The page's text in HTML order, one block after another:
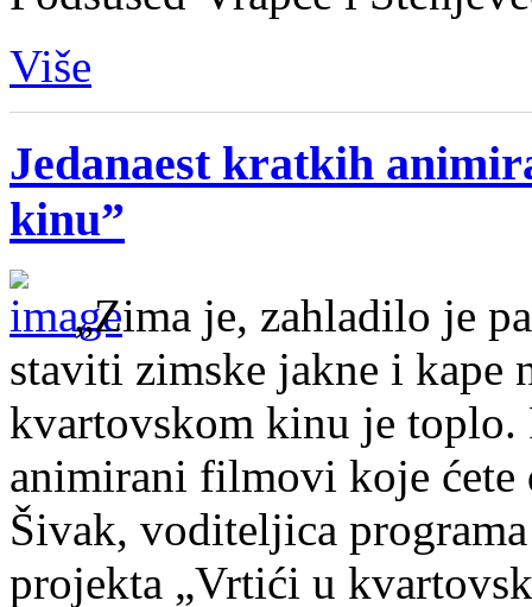
Više
Jedanaest kratkih
kinu”
„Zima je, zahladilo je
staviti zimske jakne i kape
kvartovskom kinu je toplo.
animirani filmovi koje ćete
Šivak, voditeljica
projekta „Vrtići u